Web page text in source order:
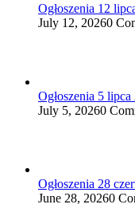
Ogłoszenia 12
July 12, 20260
Ogłoszenia 5 lipca
July 5, 20260
Ogłoszenia 28
June 28, 20260